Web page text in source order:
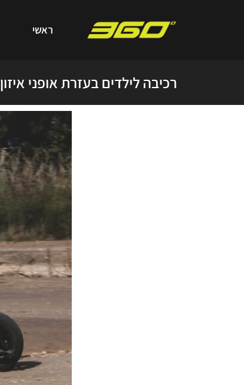
ראשי
רכיבה לילדים בעזרת אופני איזון